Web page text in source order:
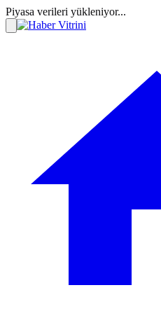
Piyasa verileri yükleniyor...